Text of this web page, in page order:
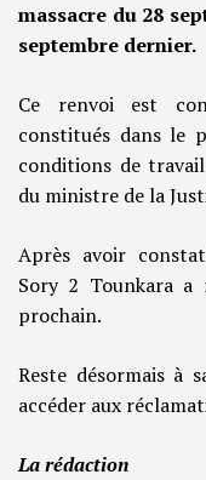
massacre du 28
septembre dernier.
Ce renvoi est
constitués dans le
conditions de
du ministre de la
Après avoir
Sory 2 Tounkara a
prochain.
Reste désormais à
accéder aux
La rédaction